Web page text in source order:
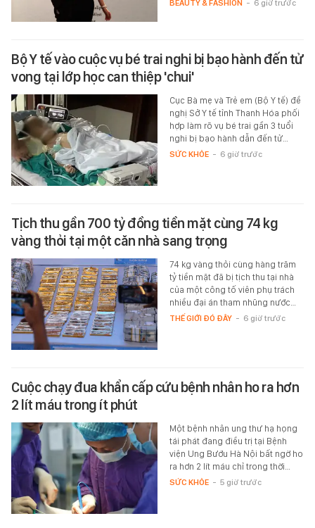
BEAUTY & FASHION - 6 giờ trước
Bộ Y tế vào cuộc vụ bé trai nghi bị bạo hành đến tử
vong tại lớp học can thiệp 'chui'
Cục Bà mẹ và Trẻ em (Bộ Y tế) đề
nghị Sở Y tế tỉnh Thanh Hóa phối
hợp làm rõ vụ bé trai gần 3 tuổi
nghi bị bạo hành dẫn đến tử…
SỨC KHỎE - 6 giờ trước
Tịch thu gần 700 tỷ đồng tiền mặt cùng 74 kg
vàng thỏi tại một căn nhà sang trọng
74 kg vàng thỏi cùng hàng trăm
tỷ tiền mặt đã bị tịch thu tại nhà
của một công tố viên phụ trách
nhiều đại án tham nhũng nước…
THẾ GIỚI ĐÓ ĐÂY - 6 giờ trước
Cuộc chạy đua khẩn cấp cứu bệnh nhân ho ra hơn
2 lít máu trong ít phút
Một bệnh nhân ung thư hạ họng
tái phát đang điều trị tại Bệnh
viện Ung Bướu Hà Nội bất ngờ ho
ra hơn 2 lít máu chỉ trong thời…
SỨC KHỎE - 5 giờ trước